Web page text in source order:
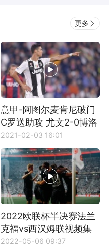
更多
意甲-阿图尔麦肯尼破门
C罗送助攻 尤文2-0博洛
尼亚
2021-02-03 16:01
2022欧联杯半决赛法兰
克福vs西汉姆联视频集
锦
2022-05-06 09:37